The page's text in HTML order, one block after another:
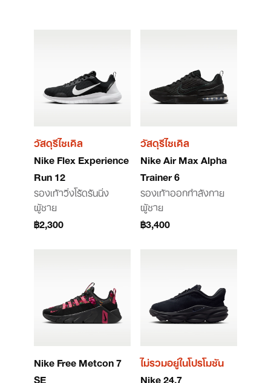
วัสดุรีไซเคิล
Nike Flex Experience
Run 12
รองเท้าวิ่งโร้ดรันนิ่ง
ผู้ชาย
฿2,300
วัสดุรีไซเคิล
Nike Air Max Alpha
Trainer 6
รองเท้าออกกำลังกาย
ผู้ชาย
฿3,400
Nike Free Metcon 7
SE
ไม่รวมอยู่ในโปรโมชัน
Nike 24.7